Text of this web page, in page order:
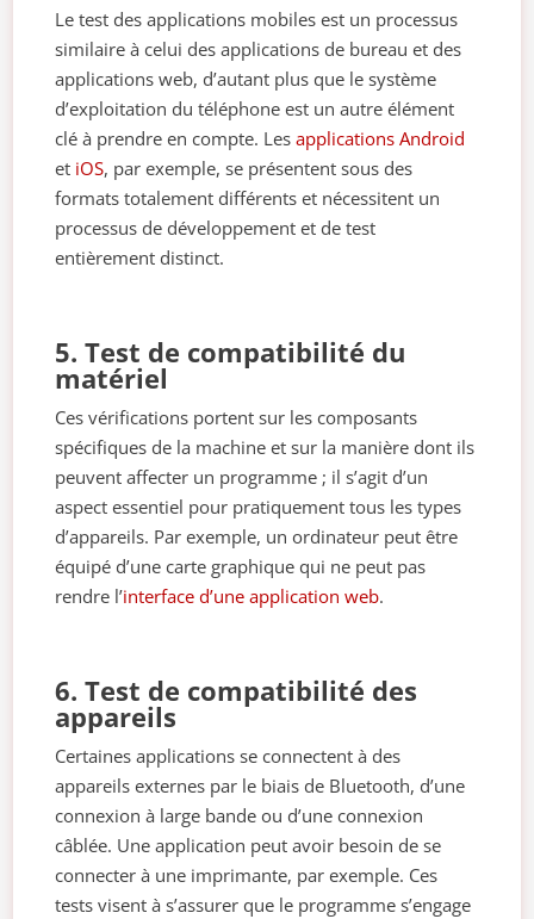
Le test des applications mobiles est un processus
similaire à celui des applications de bureau et des
applications web, d’autant plus que le système
d’exploitation du téléphone est un autre élément
clé à prendre en compte. Lesapplications Android
et iOS, par exemple, se présentent sous des
formats totalement différents et nécessitent un
processus de développement et de test
entièrement distinct.
5. Test de compatibilité du
matériel
Ces vérifications portent sur les composants
spécifiques de la machine et sur la manière dont ils
peuvent affecter un programme ; il s’agit d’un
aspect essentiel pour pratiquement tous les types
d’appareils. Par exemple, un ordinateur peut être
équipé d’une carte graphique qui ne peut pas
rendre l’interface d’une application web.
6. Test de compatibilité des
appareils
Certaines applications se connectent à des
appareils externes par le biais de Bluetooth, d’une
connexion à large bande ou d’une connexion
câblée. Une application peut avoir besoin de se
connecter à une imprimante, par exemple. Ces
tests visent à s’assurer que le programme s’engage